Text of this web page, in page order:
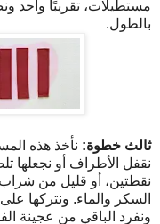
مستطيلات، تقريبًا واحد
بالطول.
ثالث خطوة: نأخذ هذه
نقفل الأطراف أو نجعلها
نقطتين، أو قليل من شراب
السكر والماء. ونتركها
ونفرد الباقي من عجينة